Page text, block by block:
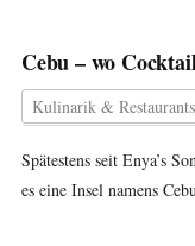
Cebu – wo
Kulinarik & Restaurants
Spätestens seit Enya’s
es eine Insel namens